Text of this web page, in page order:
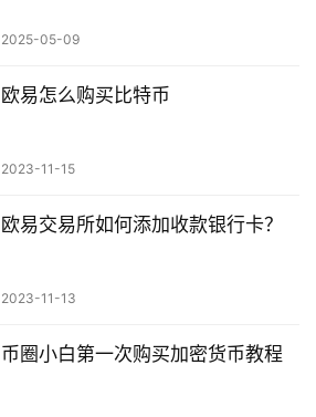
2025-05-09
欧易怎么购买比特币
2023-11-15
欧易交易所如何添加收款银行卡？
2023-11-13
币圈小白第一次购买加密货币教程